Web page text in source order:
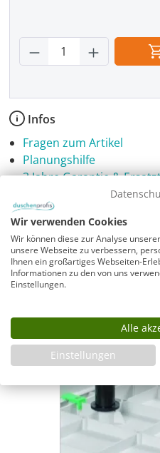
Produkt Anzahl:
Infos
Fragen zum Artikel
Planungshilfe
3 Jahre Garantie &
Montageanleitung
Wir verwenden Cookies
Wir können diese zur Analyse
unsere Webseite zu verbessern,
Ihnen ein großartiges Webseiten-
Informationen zu den von uns
Einstellungen.
Alle
Einstellungen